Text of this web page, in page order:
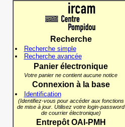
Recherche
Recherche simple
Recherche avancée
Panier électronique
Votre panier ne contient aucune notice
Connexion à la base
Identification
(Identifiez-vous pour accéder aux fonctions
de mise à jour. Utilisez votre login-password
de courrier électronique)
Entrepôt OAI-PMH